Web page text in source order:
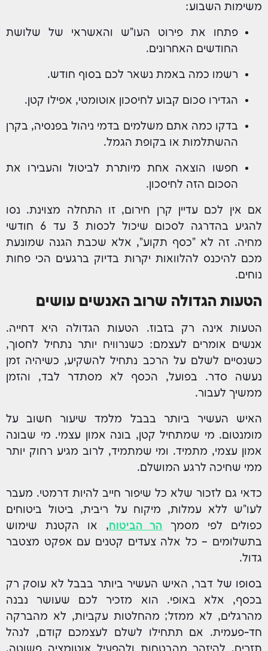
משימות השבוע:
פתחו את פירוט העו"ש והאשראי של שלושת
החודשים האחרונים.
רשמו כמה באמת נשאר לכם בסוף חודש.
הגדירו סכום קבוע לחיסכון אוטומטי, אפילו קטן.
בדקו כמה אתם משלמים בדמי ניהול בפנסיה, בקרן
ההשתלמות או בקופת הגמל.
חפשו הוצאה אחת מיותרת לביטול והעבירו את
הסכום הזה לחיסכון.
אם אין לכם עדיין קרן חירום, זו התחלה מצוינת. נסו
להגיע בהדרגה לסכום שיכול לכסות 3 עד 6 חודשי
מחיה. זה לא "כסף תקוע", אלא שכבת הגנה שמונעת
מכם להיכנס להלוואות יקרות בדיוק ברגעים הכי פחות
נוחים.
הטעות הגדולה שרוב האנשים עושים
הטעות אינה רק בזבוז. הטעות הגדולה היא דחייה.
אנשים אומרים לעצמם: כשנרוויח יותר נתחיל לחסוך,
כשנסיים לשלם על הרכב נתחיל להשקיע, כשיהיה זמן
נעשה סדר. בפועל, הכסף לא מסתדר לבד, והזמן
ממשיך לעבור.
האיש העשיר ביותר בבבל מלמד שיעור חשוב על
מומנטום. מי שמתחיל קטן, בונה אמון עצמי. מי שבונה
אמון עצמי, מתמיד. ומי שמתמיד, לרוב מגיע רחוק יותר
ממי שחיכה לרגע המושלם.
כדאי גם לזכור שלא כל שיפור חייב להיות דרמטי. מעבר
לעו"ש ללא עמלות, מיקוח על ריבית, ביטול ביטוחים
כפולים לפי מסמך הר הביטוח, או הקטנת שימוש
בתשלומים – כל אלה צעדים קטנים עם אפקט מצטבר
גדול.
בסופו של דבר, האיש העשיר ביותר בבבל לא עוסק רק
בכסף, אלא באופי. הוא מזכיר לכם שעושר נבנה
מהרגלים, לא ממזל; מהחלטות עקביות, לא מהברקה
חד-פעמית. אם תתחילו לשלם לעצמכם קודם, לנהל